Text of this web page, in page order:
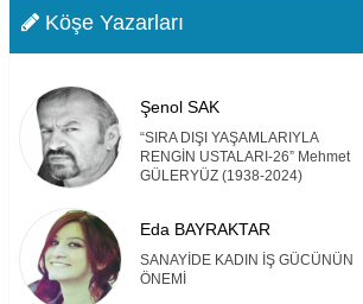
Köşe Yazarları
Şenol SAK
“SIRA DIŞI YAŞAMLARIYLA
RENGİN USTALARI-26” Mehmet
GÜLERYÜZ (1938-2024)
Eda BAYRAKTAR
SANAYİDE KADIN İŞ GÜCÜNÜN
ÖNEMİ